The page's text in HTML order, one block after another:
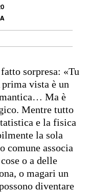
sorpresa: «Tu
vista è un
Ma è
Mentre tutto
e la fisica
la sola
comune associa
o a delle
o magari un
diventare